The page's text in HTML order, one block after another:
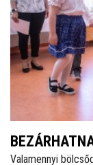
Valamennyi